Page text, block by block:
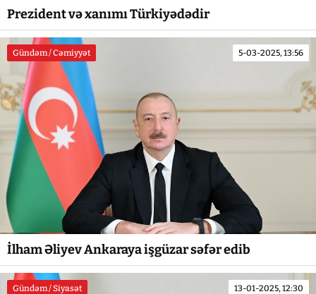
Prezident və xanımı Türkiyədədir
Gündəm / Cəmiyyət 5-03-2025, 13:56
İlham Əliyev Ankaraya işgüzar səfər edib
Gündəm / Siyasət 13-01-2025, 12:30